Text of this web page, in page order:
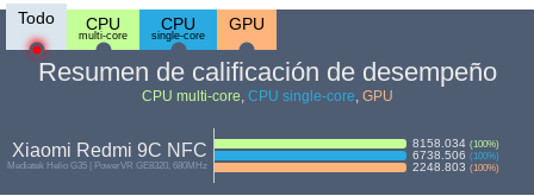
Todo CPU
multi-core
CPU
single-core
GPU
Resumen de calificación de desempeño
CPU multi-core, CPU single-core, GPU
Xiaomi Redmi 9C NFC
Mediatek Helio G35 | PowerVR GE8320, 680MHz
8158.034 (100%)
6738.506 (100%)
2248.803 (100%)